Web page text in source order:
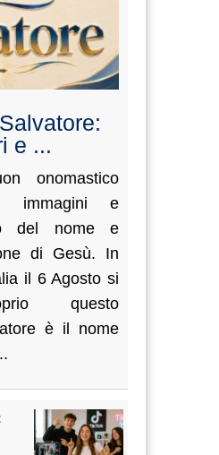
e ...
onomastico
immagini e
del nome e
di Gesù. In
il 6 Agosto si
questo
è il nome